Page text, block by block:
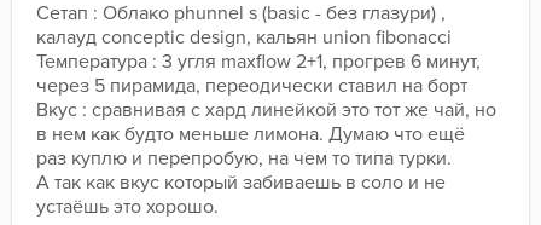
Сетап : Облако phunnel s (basic - без глазури) ,
калауд conceptic design, кальян union fibonacci
Температура : 3 угля maxflow 2+1, прогрев 6 минут,
через 5 пирамида, переодически ставил на борт
Вкус : сравнивая с хард линейкой это тот же чай, но
в нем как будто меньше лимона. Думаю что ещё
раз куплю и перепробую, на чем то типа турки.
А так как вкус который забиваешь в соло и не
устаёшь это хорошо.